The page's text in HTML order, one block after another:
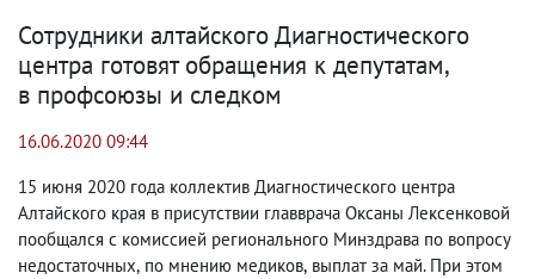
Сотрудники алтайского Диагностического
центра готовят обращения к депутатам,
в профсоюзы и следком
16.06.2020 09:44
15 июня 2020 года коллектив Диагностического центра
Алтайского края в присутствии главврача Оксаны Лексенковой
пообщался с комиссией регионального Минздрава по вопросу
недостаточных, по мнению медиков, выплат за май. При этом